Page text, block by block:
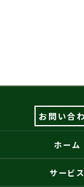
お問い合
ホーム
サービス